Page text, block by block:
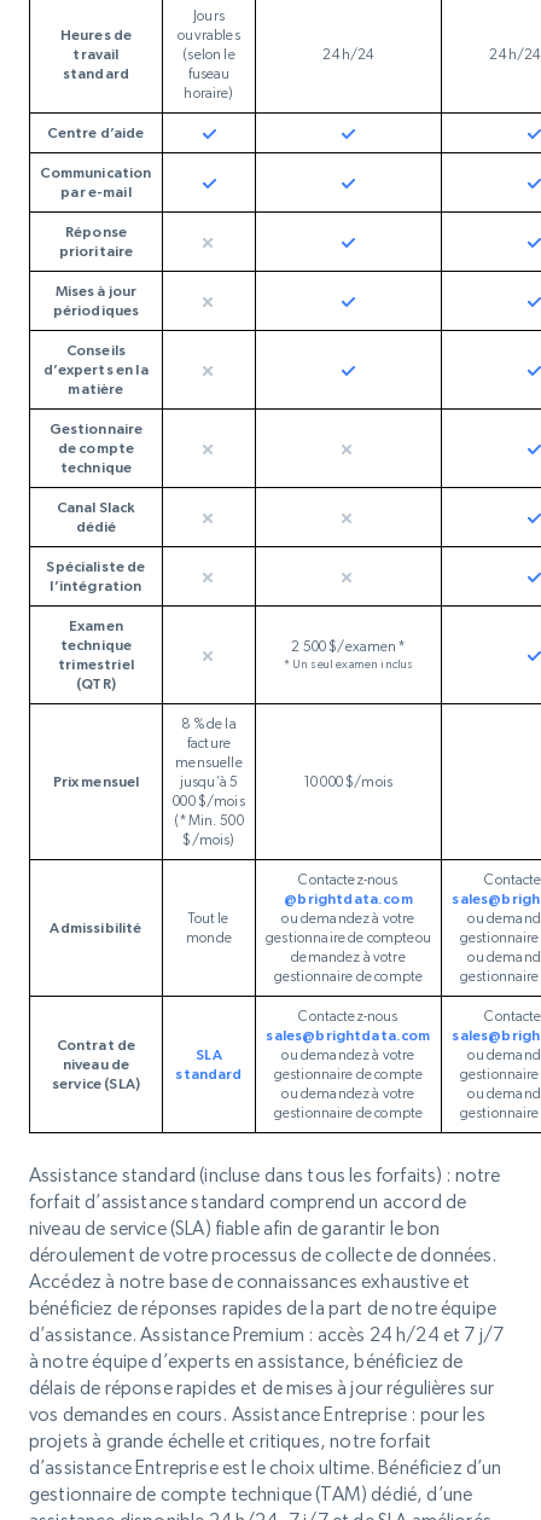
Heures de
travail
standard
Jours
ouvrables
(selon le
fuseau
horaire)
24 h/24 24 h/
Centre d’aide
Communication
par e-mail
Réponse
prioritaire
Mises à jour
périodiques
Conseils
d’experts en la
matière
Gestionnaire
de compte
technique
Canal Slack
dédié
Spécialiste de
l’intégration
Examen
technique
trimestriel
(QTR)
2 500 $/examen*
* Un seul examen inclus
Prix mensuel
8 % de la
facture
mensuelle
jusqu’à 5
000 $/mois
(*Min. 500
$/mois)
10 000 $/mois
Admissibilité
Tout le
monde
Contactez-nous
@brightdata.com
ou demandez à votre
gestionnaire de compteou
demandez à votre
gestionnaire de compte
ou
ou
Contrat de
niveau de
service (SLA)
SLA
standard
Contactez-nous
sales@brightdata.com
ou demandez à votre
gestionnaire de compte
ou demandez à votre
gestionnaire de compte
ou
ou
Assistance standard (incluse dans tous les forfaits) : notre
forfait d’assistance standard comprend un accord de
niveau de service (SLA) fiable afin de garantir le bon
déroulement de votre processus de collecte de données.
Accédez à notre base de connaissances exhaustive et
bénéficiez de réponses rapides de la part de notre équipe
d’assistance. Assistance Premium : accès 24 h/24 et 7 j/7
à notre équipe d’experts en assistance, bénéficiez de
délais de réponse rapides et de mises à jour régulières sur
vos demandes en cours. Assistance Entreprise : pour les
projets à grande échelle et critiques, notre forfait
d’assistance Entreprise est le choix ultime. Bénéficiez d’un
gestionnaire de compte technique (TAM) dédié, d’une